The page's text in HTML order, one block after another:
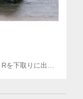
Rを下取りに出…